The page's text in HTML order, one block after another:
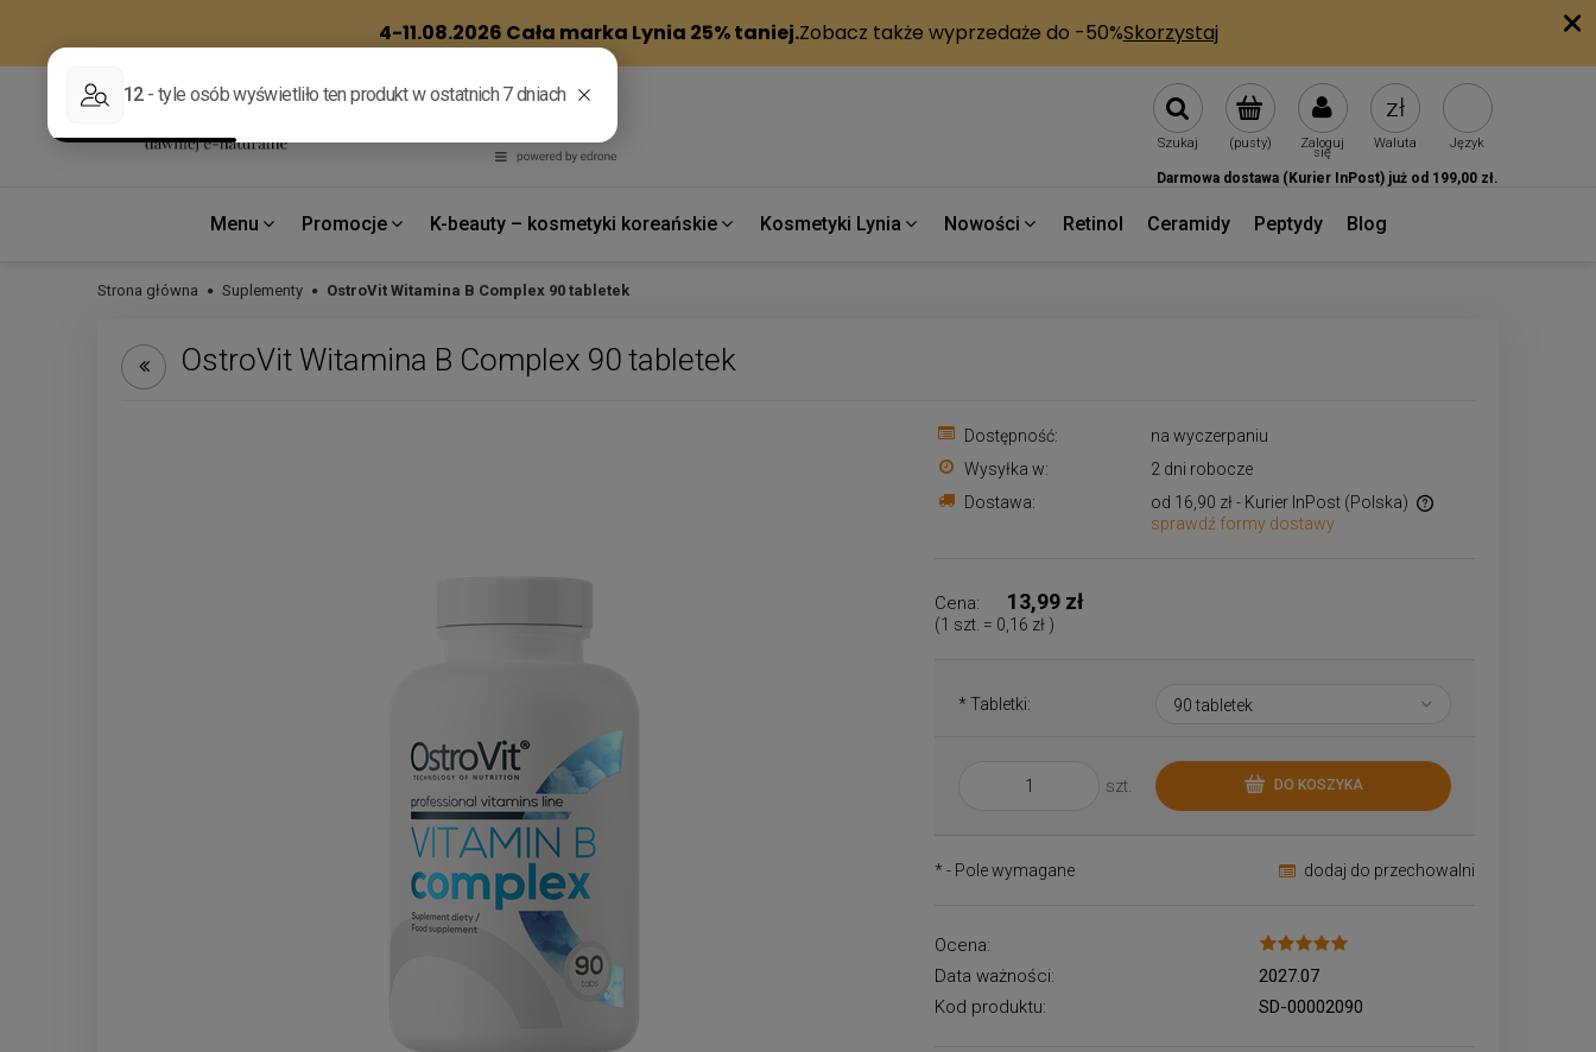
(pusty) Zaloguj
się
Szukaj Waluta Język
Darmowa dostawa (Kurier InPost) już od 199,00 zł.
Menu Promocje K-beauty – kosmetyki koreańskie Kosmetyki Lynia Nowości Retinol Ceramidy Peptydy Blog
Strona główna Suplementy OstroVit Witamina B Complex 90 tabletek
OstroVit Witamina B Complex 90 tabletek
Dostępność:
na wyczerpaniu
Wysyłka w:
2 dni robocze
Dostawa:
od 16,90 zł - Kurier InPost (Polska)
sprawdź formy dostawy
Cena: 13,99 zł
(1 szt. = 0,16 zł )
* Tabletki:
szt. DO KOSZYKA
dodaj do przechowalni
* - Pole wymagane
Ocena:
Data ważności:
2027.07
Kod produktu:
SD-00002090